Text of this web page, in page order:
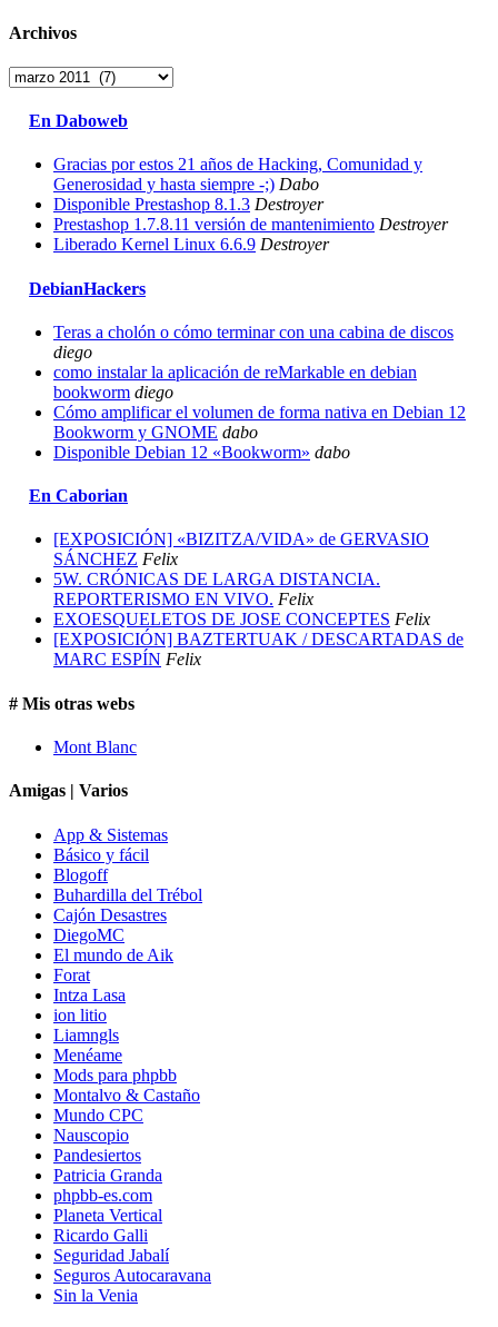
Archivos
Archivos
En Daboweb
Gracias por estos 21 años de Hacking, Comunidad y
Generosidad y hasta siempre -;) Dabo
Disponible Prestashop 8.1.3 Destroyer
Prestashop 1.7.8.11 versión de mantenimiento Destroyer
Liberado Kernel Linux 6.6.9 Destroyer
DebianHackers
Teras a cholón o cómo terminar con una cabina de discos
diego
como instalar la aplicación de reMarkable en debian
bookworm diego
Cómo amplificar el volumen de forma nativa en Debian 12
Bookworm y GNOME dabo
Disponible Debian 12 «Bookworm» dabo
En Caborian
[EXPOSICIÓN] «BIZITZA/VIDA» de GERVASIO
SÁNCHEZ Felix
5W. CRÓNICAS DE LARGA DISTANCIA.
REPORTERISMO EN VIVO. Felix
EXOESQUELETOS DE JOSE CONCEPTES Felix
[EXPOSICIÓN] BAZTERTUAK / DESCARTADAS de
MARC ESPÍN Felix
# Mis otras webs
Mont Blanc
Amigas | Varios
App & Sistemas
Básico y fácil
Blogoff
Buhardilla del Trébol
Cajón Desastres
DiegoMC
El mundo de Aik
Forat
Intza Lasa
ion litio
Liamngls
Menéame
Mods para phpbb
Montalvo & Castaño
Mundo CPC
Nauscopio
Pandesiertos
Patricia Granda
phpbb-es.com
Planeta Vertical
Ricardo Galli
Seguridad Jabalí
Seguros Autocaravana
Sin la Venia